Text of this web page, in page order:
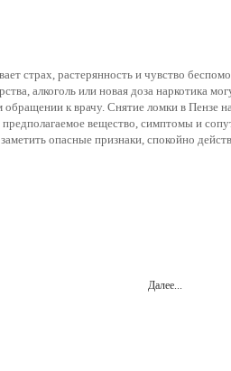
страх, растерянность и чувство
алкоголь или новая доза наркотика
к врачу. Снятие ломки в Пензе
вещество, симптомы и
опасные признаки, спокойно
Далее...